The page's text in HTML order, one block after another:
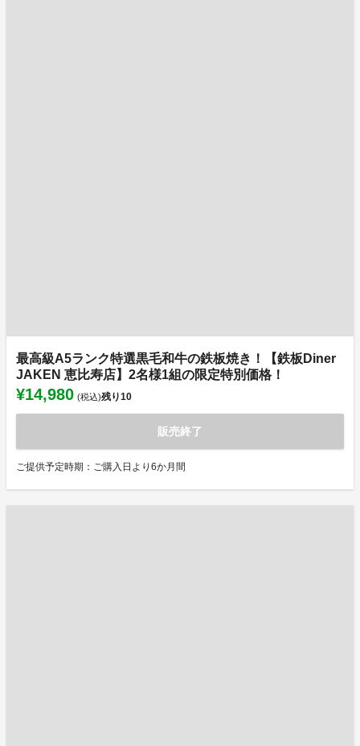
最高級A5ランク特選黒毛和牛の鉄板焼き！【鉄板Diner
JAKEN 恵比寿店】2名様1組の限定特別価格！
¥14,980 (税込)残り10
販売終了
ご提供予定時期：ご購入日より6か月間